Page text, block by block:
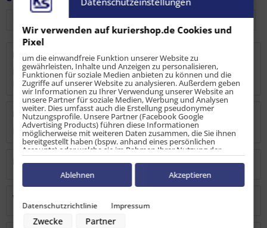
Beschreibung
Planhaken zum Anschrauben, für die optimale Befestigung
Ihrer Abdecknetze an Anhängern,...mehr
Bewertungen
0
Bewertungen lesen, schreiben und diskutieren...mehr
Hersteller
Verantwortliche Person
Wir verwenden auf kuriershop.de Cookies und
Pixel
um die einwandfreie Funktion unserer Website zu
gewährleisten, Inhalte und Anzeigen zu personalisieren,
Funktionen für soziale Medien anbieten zu können und die
Zugriffe auf unserer Website zu analysieren. Außerdem geben
wir Informationen zu Ihrer Verwendung unserer Website an
unsere Partner für soziale Medien, Werbung und Analysen
weiter. Dies umfasst auch die Erstellung pseudonymer
Nutzungsprofile. Unsere Partner (Facebook Google
Advertising Products) führen diese Informationen
möglicherweise mit weiteren Daten zusammen, die Sie ihnen
bereitgestellt haben (bspw. anhand eines persönlichen
Accounts) oder welche sie im Rahmen Ihrer Nutzung der
Dienste gesammelt haben (bspw. Nutzungsdaten anderer
Geräte). Ihre Einwilligung zur Nutzung von Cookies und Pixeln
können Sie jederzeit widerrufen, indem Sie auf den
Datenschutz-Button links unten klicken und dort die
Zwecke der Datenverarbeitung durch unsere Partner:
Speichern von oder Zugriff auf Informationen auf einem Endgerät
Datenschutzrichtlinie Impressum
Zwecke Partner
Ablehnen Akzeptieren